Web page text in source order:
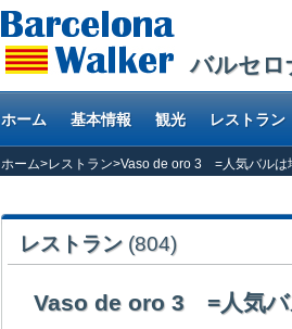
バルセロ
ホーム 基本情報 観光 レストラン
ホーム>レストラン>Vaso de oro 3 =人気バルは
レストラン (804)
Vaso de oro 3 =人気バ